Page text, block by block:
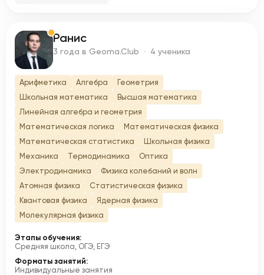
Р Ранис
3 года в Geoma.Club · 4 ученика
Арифметика Алгебра
Геометрия
Школьная математика
Высшая математика
Линейная алгебра и геометрия
Математическая логика
Математическая физика
Математическая статистика
Школьная физика
Механика
Термодинамика
Оптика
Электродинамика
Физика колебаний и волн
Атомная физика
Статистическая физика
Квантовая физика
Ядерная физика
Молекулярная физика
Этапы обучения:
Средняя школа, ОГЭ, ЕГЭ
Форматы занятий:
Индивидуальные занятия